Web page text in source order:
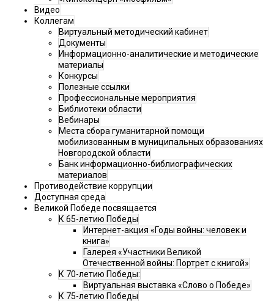
Видео
Коллегам
Виртуальный методический кабинет
Документы
Информационно-аналитические и методические
материалы
Конкурсы
Полезные ссылки
Профессиональные мероприятия
Библиотеки области
Вебинары
Места сбора гуманитарной помощи
мобилизованным в муниципальных образованиях
Новгородской области
Банк информационно-библиографических
материалов
Противодействие коррупции
Доступная среда
Великой Победе посвящается
К 65-летию Победы
Интернет-акция «Годы войны: человек и
книга»
Галерея «Участники Великой
Отечественной войны: Портрет с книгой»
К 70-летию Победы:
Виртуальная выставка «Слово о Победе»
К 75-летию Победы